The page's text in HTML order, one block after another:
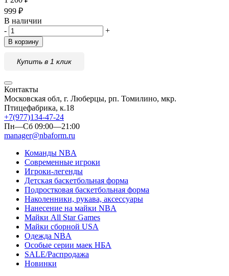
999 ₽
В наличии
-
+
В корзину
Купить в 1 клик
Контакты
Московская обл, г. Люберцы, рп. Томилино, мкр.
Птицефабрика, к.18
+7(977)134-47-24
Пн—Сб 09:00—21:00
manager@nbaform.ru
Команды NBA
Современные игроки
Игроки-легенды
Детская баскетбольная форма
Подростковая баскетбольная форма
Наколенники, рукава, аксессуары
Нанесение на майки NBA
Майки All Star Games
Майки сборной USA
Одежда NBA
Особые серии маек НБА
SALE/Распродажа
Новинки